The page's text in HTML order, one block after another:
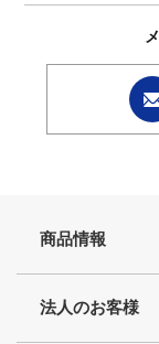
商品情報
法人のお客様